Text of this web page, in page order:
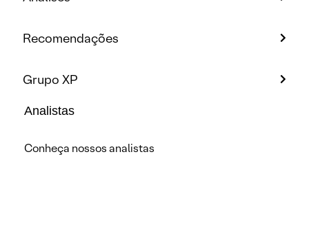
Recomendações
Grupo XP
Analistas
Conheça nossos analistas